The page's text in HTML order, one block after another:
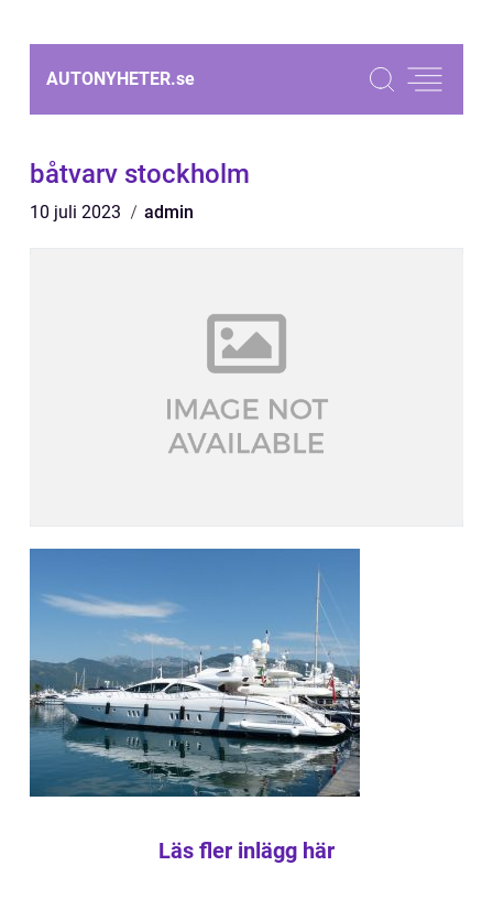
AUTONYHETER.se
båtvarv stockholm
10 juli 2023 admin
Läs fler inlägg här